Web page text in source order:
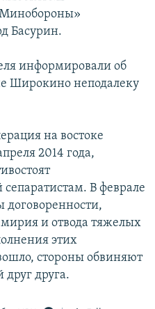
Басурин.
информировали об
Широкино неподалеку
на востоке
2014 года,
В феврале
и отвода тяжелых
этих
стороны обвиняют
друга.